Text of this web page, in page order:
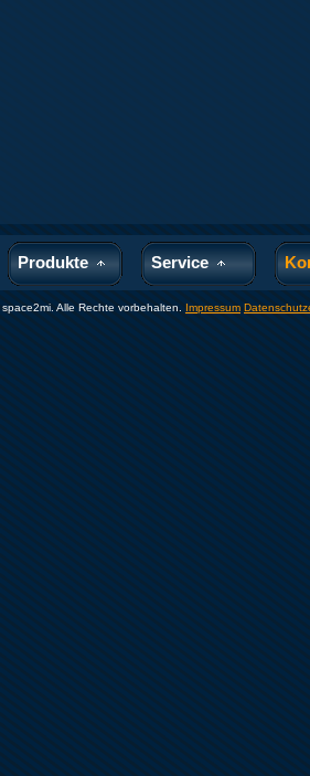
Produkte Service
Alle Rechte vorbehalten. Impressum